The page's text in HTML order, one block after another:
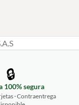
🔒
100% segura
· Contraentrega